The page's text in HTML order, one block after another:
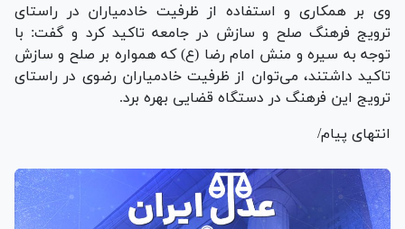
وی بر همکاری و استفاده از ظرفیت خادمیاران در راستای
ترویج فرهنگ صلح و سازش در جامعه تاکید کرد و گفت: با
توجه به سیره و منش امام رضا (ع) که همواره بر صلح و سازش
تاکید داشتند، می‌توان از ظرفیت خادمیاران رضوی در راستای
ترویج این فرهنگ در دستگاه قضایی بهره برد.
انتهای پیام/